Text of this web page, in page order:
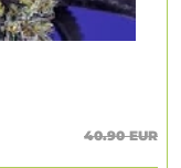
40.90 EUR